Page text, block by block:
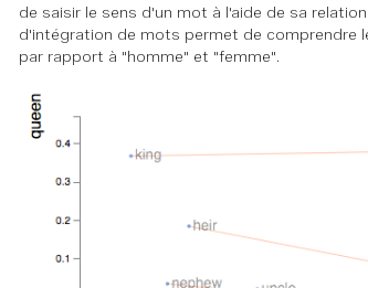
de saisir le sens d'un mot à l'aide de sa
d'intégration de mots permet de comprendre
par rapport à "homme" et "femme".